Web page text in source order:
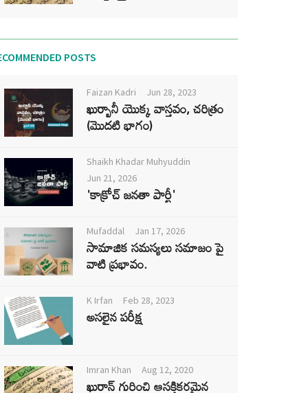
POSTS
Faizan Kadri Jun 28, 2023
ఖుర్బానీ యొక్క వాస్తవం, చరిత్రం
(మొదటి భాగం)
Shaikh Khadar Muhyuddin
Jun 21, 2026
'కాక్రోచ్ జనతా పార్టీ'
Mufaddal Jan 17, 2026
సామాజిక సమస్యలు సమాజం పై
వాటి ప్రభావం.
K Irfan Feb 28, 2023
అసలైన పరీక్ష
Imran Khan Aug 12, 2020
ఖురాన్ గురించి ఆసక్తికరమైన